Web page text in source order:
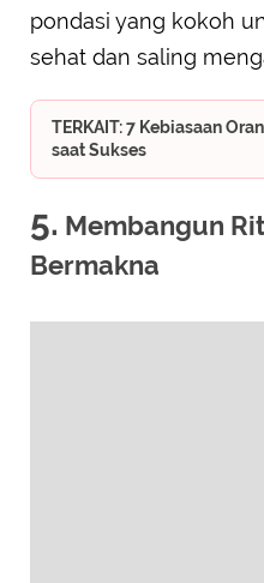
pondasi yang kokoh
sehat dan saling
TERKAIT: 7 Kebiasaan
saat Sukses
5. Membangun
Bermakna